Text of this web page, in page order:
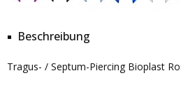
Beschreibung
Tragus- / Septum-Piercing Bioplast